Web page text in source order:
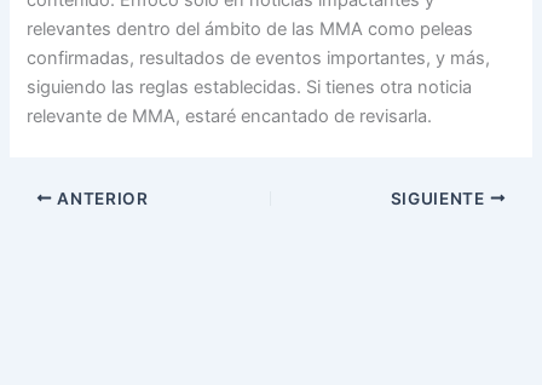
relevantes dentro del ámbito de las MMA como peleas
confirmadas, resultados de eventos importantes, y más,
siguiendo las reglas establecidas. Si tienes otra noticia
relevante de MMA, estaré encantado de revisarla.
ANTERIOR SIGUIENTE